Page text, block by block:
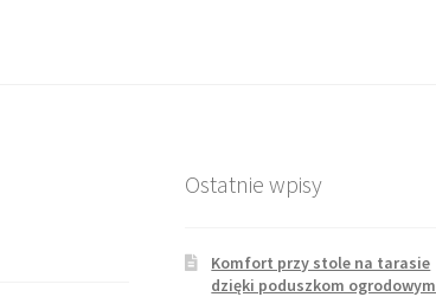
Ostatnie wpisy
Komfort przy stole na tarasie
dzięki poduszkom ogrodowym